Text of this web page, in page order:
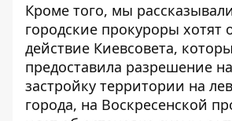
Кроме того, мы
городские прокуроры хотят
действие Киевсовета,
предоставила разрешение
застройку территории на
города, на Воскресенской